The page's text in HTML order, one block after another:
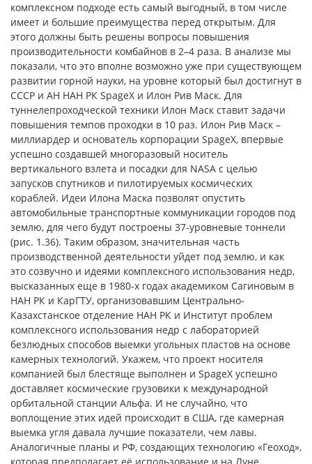
комплексном подходе есть самый выгодный, в том числе
имеет и большие преимущества перед открытым. Для
этого должны быть решены вопросы повышения
производительности комбайнов в 2–4 раза. В анализе мы
показали, что это вполне возможно уже при существующем
развитии горной науки, на уровне который был достигнут в
СССР и АН НАН РК SpageX и Илон Рив Маск. Для
туннелепроходческой техники Илон Маск ставит задачи
повышения темпов проходки в 10 раз. Илон Рив Маск –
миллиардер и основатель корпорации SpageX, впервые
успешно создавшей многоразовый носитель
вертикального взлета и посадки для NASA с целью
запусков спутников и пилотируемых космических
кораблей. Идеи Илона Маска позволят опустить
автомобильные транспортные коммуникации городов под
землю, для чего будут построены 37-уровневые тоннели
(рис. 1.36). Таким образом, значительная часть
производственной деятельности уйдет под землю, и как
это созвучно и идеями комплексного использования недр,
высказанных еще в 1980-х годах академиком Сагиновым в
НАН РК и КарГТУ, организовавшим Центрально-
Казахстанское отделение НАН РК и Институт проблем
комплексного использования недр с лабораторией
безлюдных способов выемки угольных пластов на основе
камерных технологий. Укажем, что проект носителя
компанией был блестяще выполнен и SpageX успешно
доставляет космические грузовики к международной
орбитальной станции Альфа. И не случайно, что
воплощение этих идей происходит в США, где камерная
выемка угля давала лучшие показатели, чем лавы.
Аналогичные планы и РФ, создающих технологию «Геоход»,